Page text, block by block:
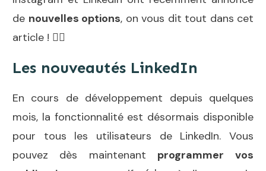
de nouvelles options, on vous dit tout dans cet
article ! 👇🏻
Les nouveautés LinkedIn
En cours de développement depuis quelques
mois, la fonctionnalité est désormais disponible
pour tous les utilisateurs de LinkedIn. Vous
pouvez dès maintenant programmer
vos